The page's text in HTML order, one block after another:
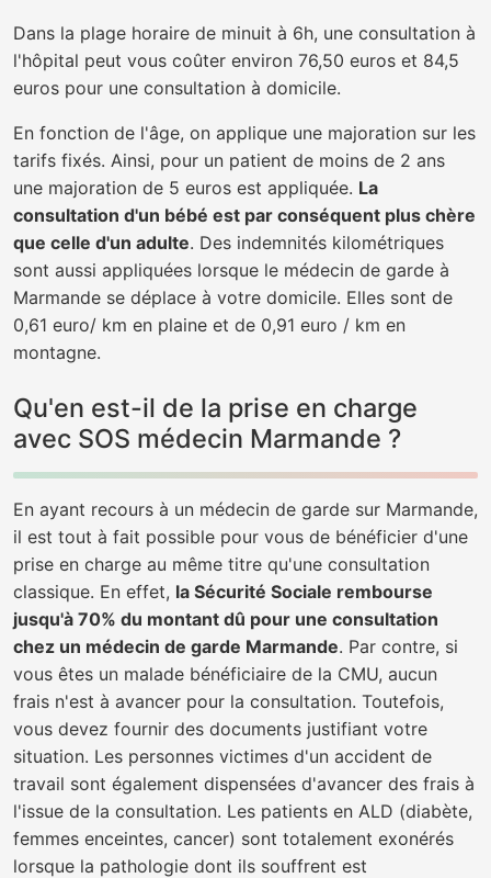
Dans la plage horaire de minuit à 6h, une consultation à
l'hôpital peut vous coûter environ 76,50 euros et 84,5
euros pour une consultation à domicile.
En fonction de l'âge, on applique une majoration sur les
tarifs fixés. Ainsi, pour un patient de moins de 2 ans
une majoration de 5 euros est appliquée. La
consultation d'un bébé est par conséquent plus chère
que celle d'un adulte. Des indemnités kilométriques
sont aussi appliquées lorsque le médecin de garde à
Marmande se déplace à votre domicile. Elles sont de
0,61 euro/ km en plaine et de 0,91 euro / km en
montagne.
Qu'en est-il de la prise en charge
avec SOS médecin Marmande ?
En ayant recours à un médecin de garde sur Marmande,
il est tout à fait possible pour vous de bénéficier d'une
prise en charge au même titre qu'une consultation
classique. En effet, la Sécurité Sociale rembourse
jusqu'à 70% du montant dû pour une consultation
chez un médecin de garde Marmande. Par contre, si
vous êtes un malade bénéficiaire de la CMU, aucun
frais n'est à avancer pour la consultation. Toutefois,
vous devez fournir des documents justifiant votre
situation. Les personnes victimes d'un accident de
travail sont également dispensées d'avancer des frais à
l'issue de la consultation. Les patients en ALD (diabète,
femmes enceintes, cancer) sont totalement exonérés
lorsque la pathologie dont ils souffrent est